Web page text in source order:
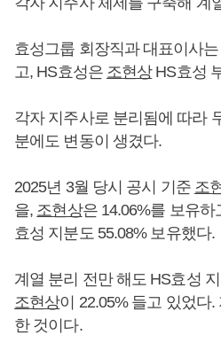
효성그룹 회장직과 대표이사는
고, HS효성은 조현상HS효성
각자 지주사로 분리됨에 따라
분에도 변동이 생겼다.
2025년 3월 당시 공시 기준 조
을, 조현상은 14.06%를 보유하
효성 지분도 55.08% 보유했다.
계열 분리 전만 해도 HS효성
조현상이 22.05% 들고 있었다.
한 것이다.